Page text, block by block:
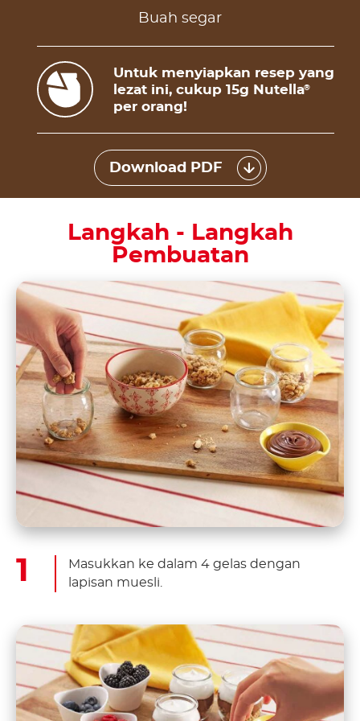
Buah segar
Untuk menyiapkan resep yang
lezat ini, cukup 15g Nutella®
per orang!
Download PDF
Langkah - Langkah
Pembuatan
Masukkan ke dalam 4 gelas dengan
lapisan muesli.